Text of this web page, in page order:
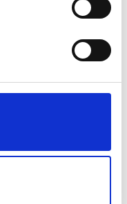
FLORA
23,97